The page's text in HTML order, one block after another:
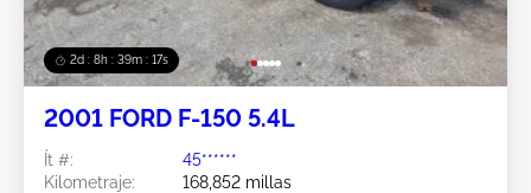
2d : 8h : 39m : 15s
2001 FORD F-150 5.4L
Ít #:
45******
Kilometraje:
168,852 millas